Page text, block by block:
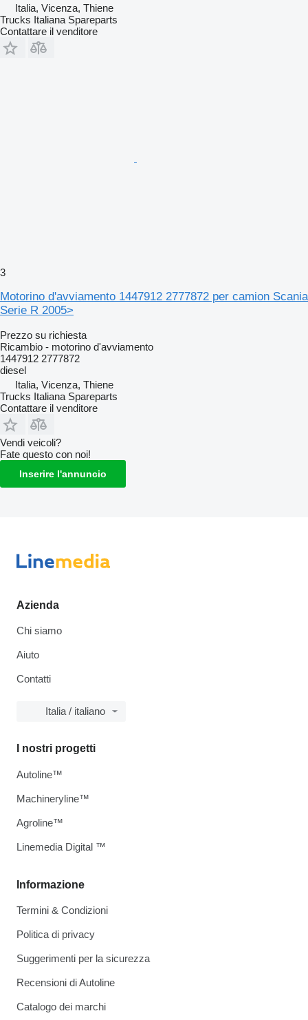
Italia, Vicenza, Thiene
Trucks Italiana Spareparts
Contattare il venditore
3
Motorino d'avviamento 1447912 2777872 per camion Scania
Serie R 2005>
Prezzo su richiesta
Ricambio - motorino d'avviamento
1447912 2777872
diesel
Italia, Vicenza, Thiene
Trucks Italiana Spareparts
Contattare il venditore
Vendi veicoli?
Fate questo con noi!
Inserire l'annuncio
Azienda
Chi siamo
Aiuto
Contatti
Italia / italiano
Informazione
Termini & Condizioni
Politica di privacy
Suggerimenti per la sicurezza
Recensioni di Autoline
Catalogo dei marchi
I nostri progetti
Autoline™
Machineryline™
Agroline™
Linemedia Digital ™